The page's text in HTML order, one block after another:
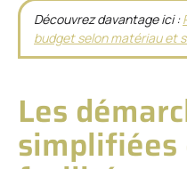
Découvrez davantage ici :
budget selon matériau et
Les
simplifiées